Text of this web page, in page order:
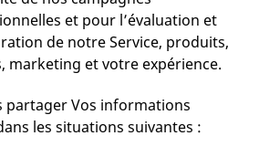
et pour l’évaluation et
de notre Service, produits,
marketing et votre expérience.
partager Vos informations
les situations suivantes :